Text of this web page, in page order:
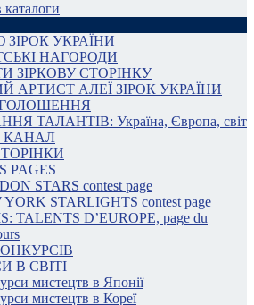
УКРАЇНИ
НАГОРОДИ
ЗІРКОВУ СТОРІНКУ
АРТИСТ АЛЕЇ ЗІРОК УКРАЇНИ
ТАЛАНТІВ: Україна, Європа, світ
КАНАЛ
PAGES
STARS contest page
YORK STARLIGHTS contest page
TALENTS D’EUROPE, page du
В СВІТІ
мистецтв в Японії
мистецтв в Кореї